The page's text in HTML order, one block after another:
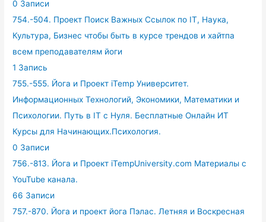
0 Записи
754.-504. Проект Поиск Важных Ссылок по IT, Наука,
Культура, Бизнес чтобы быть в курсе трендов и хайтпа
всем преподавателям йоги
1 Запись
755.-555. Йога и Проект iTemp Университет.
Информационных Технологий, Экономики, Математики и
Психологии. Путь в IT с Нуля. Бесплатные Онлайн ИТ
Курсы для Начинающих.Психология.
0 Записи
756.-813. Йога и Проект iTempUniversity.com Материалы с
YouTube канала.
66 Записи
757.-870. Йога и проект йога Пэлас. Летняя и Воскресная